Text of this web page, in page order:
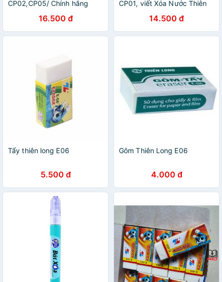
CP02,CP05/ Chính hãng
16.500 đ
CP01, viết Xóa Nước Thiên
14.500 đ
Tẩy thiên long E06
5.500 đ
Gôm Thiên Long E06
4.000 đ